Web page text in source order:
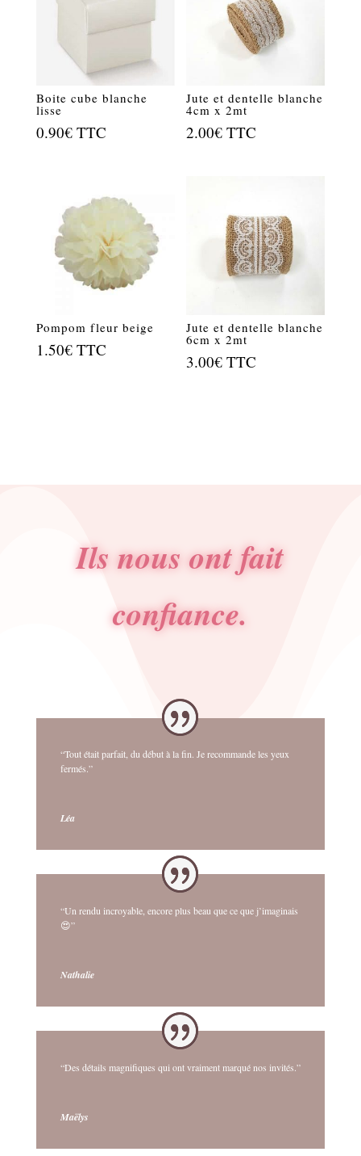
Boite cube blanche
lisse
0.90€ TTC
Jute et dentelle blanche
4cm x 2mt
2.00€ TTC
Pompom fleur beige
1.50€ TTC
Jute et dentelle blanche
6cm x 2mt
3.00€ TTC
Ils nous ont fait
confiance.
“Tout était parfait, du début à la fin. Je recommande les yeux
fermés.”
Léa
“Un rendu incroyable, encore plus beau que ce que j’imaginais
😍”
Nathalie
“Des détails magnifiques qui ont vraiment marqué nos invités.”
Maëlys